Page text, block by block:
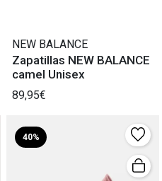
NEW BALANCE
Zapatillas NEW BALANCE
camel Unisex
89,95€
40%